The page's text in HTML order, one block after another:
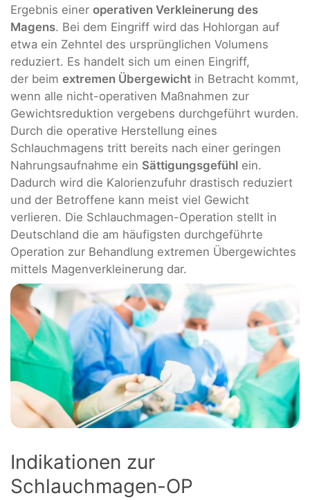
Ergebnis einer operativen Verkleinerung des
Magens. Bei dem Eingriff wird das Hohlorgan auf
etwa ein Zehntel des ursprünglichen Volumens
reduziert. Es handelt sich um einen Eingriff,
der beim extremen Übergewicht in Betracht kommt,
wenn alle nicht-operativen Maßnahmen zur
Gewichtsreduktion vergebens durchgeführt wurden.
Durch die operative Herstellung eines
Schlauchmagens tritt bereits nach einer geringen
Nahrungsaufnahme ein Sättigungsgefühl ein.
Dadurch wird die Kalorienzufuhr drastisch reduziert
und der Betroffene kann meist viel Gewicht
verlieren. Die Schlauchmagen-Operation stellt in
Deutschland die am häufigsten durchgeführte
Operation zur Behandlung extremen Übergewichtes
mittels Magenverkleinerung dar.
Indikationen zur
Schlauchmagen-OP